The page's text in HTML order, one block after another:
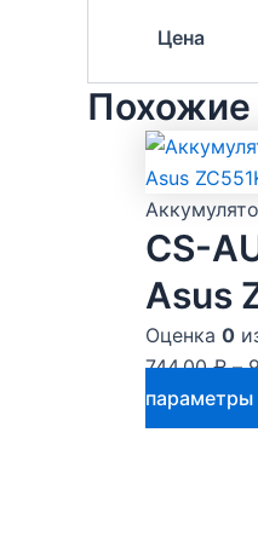
Цена
Похожие
CS-
Asus
Оценка 0
744.00₽–
параметры